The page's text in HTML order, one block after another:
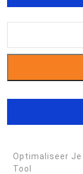
Optimaliseer Je
Tool